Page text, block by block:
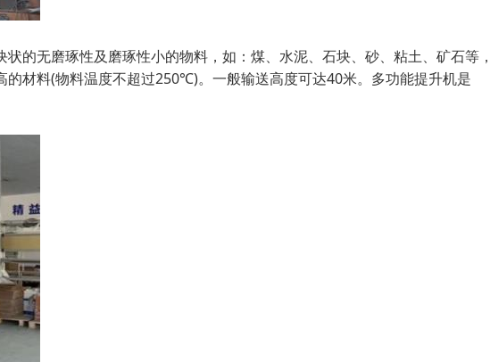
的无磨琢性及磨琢性小的物料，如：煤、水泥、石块、砂、粘土、矿石等
材料(物料温度不超过250℃)。一般输送高度可达40米。多功能提升机是